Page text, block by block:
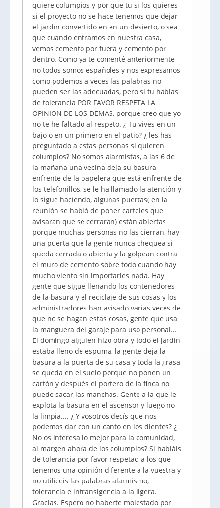
quiere columpios y por que tu si los quieres
si el proyecto no se hace tenemos que dejar
el jardín convertido en en un desierto, o sea
que cuando entramos en nuestra casa,
vemos cemento por fuera y cemento por
dentro. Como ya te comenté anteriormente
no todos somos españoles y nos expresamos
como podemos a veces las palabras no
pueden ser las adecuadas, pero si tu hablas
de tolerancia POR FAVOR RESPETA LA
OPINION DE LOS DEMAS, porque creo que yo
no te he faltado al respeto. ¿ Tu vives en un
bajo o en un primero en el patio? ¿ les has
preguntado a estas personas si quieren
columpios? No somos alarmistas, a las 6 de
la mañana una vecina deja su basura
enfrente de la papelera que está enfrente de
los telefonillos, se le ha llamado la atención y
lo sigue haciendo, algunas puertas( en la
reunión se habló de poner carteles que
avisaran que se cerraran) están abiertas
porque muchas personas no las cierran, hay
una puerta que la gente nunca chequea si
queda cerrada o abierta y la golpean contra
el muro de cemento sobre todo cuando hay
mucho viento sin importarles nada. Hay
gente que sigue llenando los contenedores
de la basura y el reciclaje de sus cosas y los
administradores han avisado varias veces de
que no se hagan estas cosas, gente que usa
la manguera del garaje para uso personal...
El domingo alguien hizo obra y todo el jardín
estaba lleno de espuma, la gente deja la
basura a la puerta de su casa y toda la grasa
se queda en el suelo porque no ponen un
cartón y después el portero de la finca no
puede sacar las manchas. Gente a la que le
explota la basura en el ascensor y luego no
la limpia.... ¿ Y vosotros decís que nos
podemos dar con un canto en los dientes? ¿
No os interesa lo mejor para la comunidad,
al margen ahora de los columpios? Si habláis
de tolerancia por favor respetad a los que
tenemos una opinión diferente a la vuestra y
no utiliceis las palabras alarmismo,
tolerancia e intransigencia a la ligera.
Gracias. Espero no haberte molestado por